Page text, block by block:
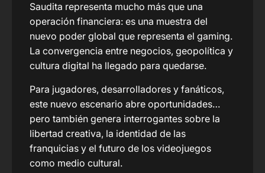
Saudita representa mucho más que una
operación financiera: es una muestra del
nuevo poder global que representa el gaming.
La convergencia entre negocios, geopolítica y
cultura digital ha llegado para quedarse.
Para jugadores, desarrolladores y fanáticos,
este nuevo escenario abre oportunidades…
pero también genera interrogantes sobre la
libertad creativa, la identidad de las
franquicias y el futuro de los videojuegos
como medio cultural.